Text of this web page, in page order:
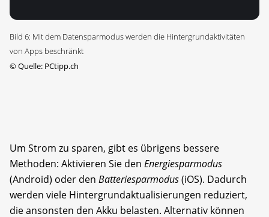
Bild 6: Mit dem Datensparmodus werden die Hintergrundaktivitäten
von Apps beschränkt
©Quelle: PCtipp.ch
Um Strom zu sparen, gibt es übrigens bessere
Methoden: Aktivieren Sie den Energiesparmodus
(Android) oder den Batteriesparmodus(iOS). Dadurch
werden viele Hintergrundaktualisierungen reduziert,
die ansonsten den Akku belasten. Alternativ können